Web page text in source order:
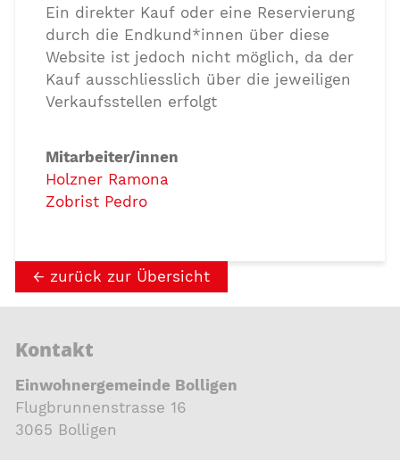
zurück zur Übersicht
Ein direkter Kauf oder eine Reservierung
durch die Endkund*innen über diese
Website ist jedoch nicht möglich, da der
Kauf ausschliesslich über die jeweiligen
Verkaufsstellen erfolgt
Mitarbeiter/innen
Holzner Ramona
Zobrist Pedro
Kontakt
Einwohnergemeinde Bolligen
Flugbrunnenstrasse 16
3065 Bolligen